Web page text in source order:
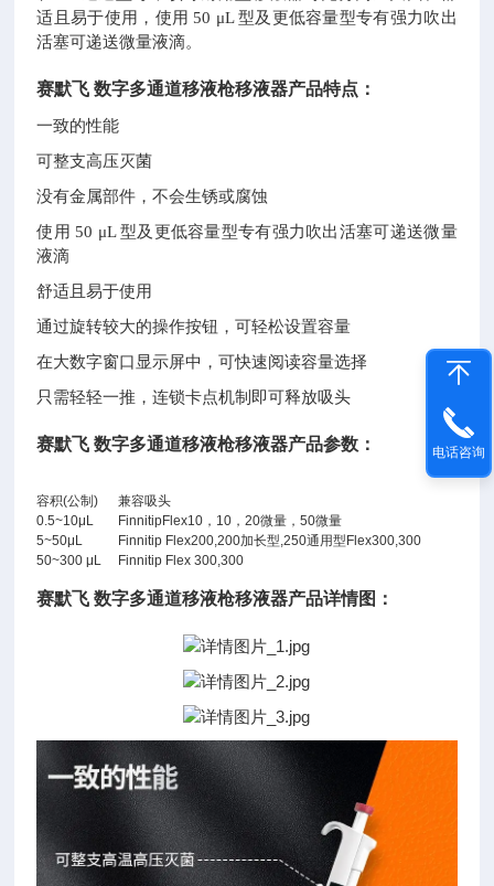
适且易于使用， 使用 50 μL 型及更低容量型专有强力吹出
活塞可递送微量液滴。
赛默飞 数字多通道移液枪移液器产品特点：
一致的性能
可整支高压灭菌
没有金属部件，不会生锈或腐蚀
使用 50 μL 型及更低容量型专有强力吹出活塞可递送微量
液滴
舒适且易于使用
通过旋转较大的操作按钮，可轻松设置容量
在大数字窗口显示屏中，可快速阅读容量选择
只需轻轻一推，连锁卡点机制即可释放吸头
赛默飞 数字多通道移液枪移液器产品参数：
容积(公制)
兼容吸头
0.5~10μL
FinnitipFlex10，10，20微量，50微量
5~50μL
Finnitip Flex200,200加长型,250通用型Flex300,300
50~300 μL
Finnitip Flex 300,300
赛默飞 数字多通道移液枪移液器产品详情图：
电话咨询